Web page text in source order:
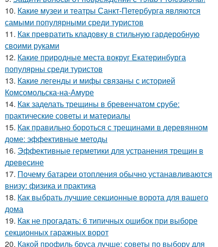
10. Какие музеи и театры Санкт-Петербурга являются
самыми популярными среди туристов
11. Как превратить кладовку в стильную гардеробную
своими руками
12. Какие природные места вокруг Екатеринбурга
популярны среди туристов
13. Какие легенды и мифы связаны с историей
Комсомольска-на-Амуре
14. Как заделать трещины в бревенчатом срубе:
практические советы и материалы
15. Как правильно бороться с трещинами в деревянном
доме: эффективные методы
16. Эффективные герметики для устранения трещин в
древесине
17. Почему батареи отопления обычно устанавливаются
внизу: физика и практика
18. Как выбрать лучшие секционные ворота для вашего
дома
19. Как не прогадать: 6 типичных ошибок при выборе
секционных гаражных ворот
20. Какой профиль бруса лучше: советы по выбору для